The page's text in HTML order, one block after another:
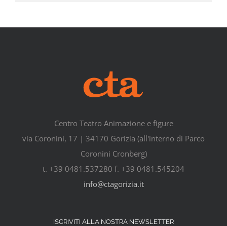
Centro Teatro Animazione e figure
via Coronini, 17 | 34170 Gorizia (all'interno di Parco
Coronini Cronberg)
t. +39 0481.537280 f. +39 0481.545204
info@ctagorizia.it
ISCRIVITI ALLA NOSTRA NEWSLETTER